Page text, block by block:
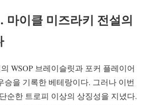
이클 미즈라키 전설의
WSOP 브레이슬릿과 포커 플레이어
승을 기록한 베테랑이다. 그러나 이번
순한 트로피 이상의 상징성을 지녔다.